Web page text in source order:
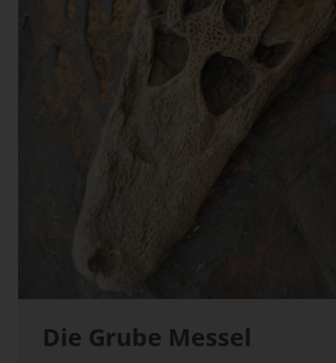
Die Grube Messel